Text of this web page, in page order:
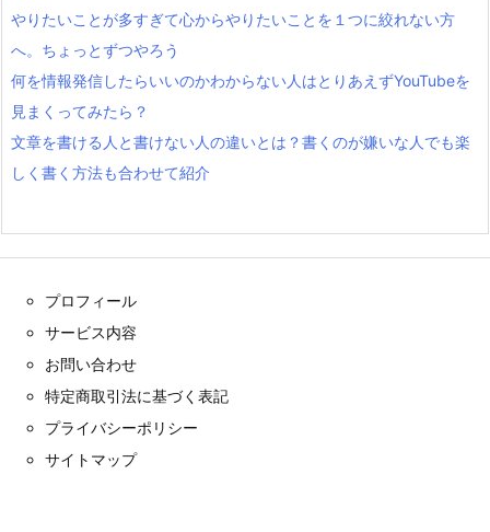
やりたいことが多すぎて心からやりたいことを１つに絞れない方
へ。ちょっとずつやろう
何を情報発信したらいいのかわからない人はとりあえずYouTubeを
見まくってみたら？
文章を書ける人と書けない人の違いとは？書くのが嫌いな人でも楽
しく書く方法も合わせて紹介
プロフィール
サービス内容
お問い合わせ
特定商取引法に基づく表記
プライバシーポリシー
サイトマップ